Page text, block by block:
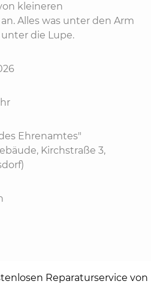
Verkehr
Dorfleben
kleineren
Alles was unter den Arm
die Lupe.
Ehrenamtes"
Kirchstraße 3,
Reparaturservice von